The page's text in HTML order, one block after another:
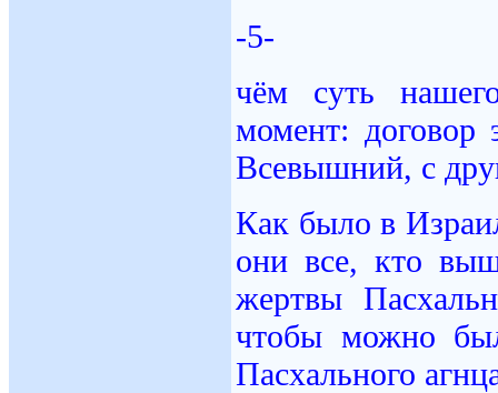
-5-
чём суть
момент: договор
Всевышний, с
Как было в
они все, кто
жертвы
чтобы можно
Пасхального